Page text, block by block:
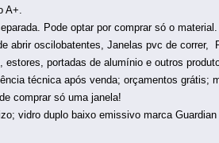
A+.
Pode optar por comprar só o material.
abrir oscilobatentes, Janelas pvc de correr,
estores, portadas de alumínio e outros
técnica após venda; orçamentos grátis;
comprar só uma janela!
vidro duplo baixo emissivo marca Guardian